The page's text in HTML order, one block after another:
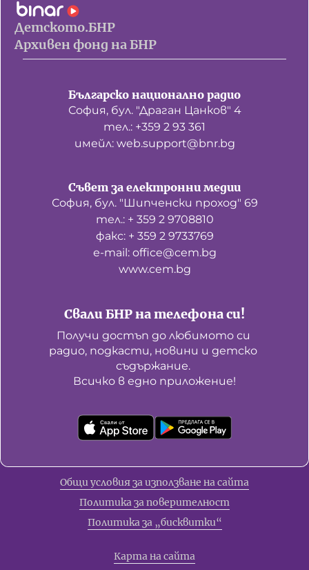
Детското.БНР
Архивен фонд на БНР
Българско национално радио
София, бул. "Драган Цанков" 4
тел.: +359 2 93 361
имейл: web.support@bnr.bg
Свали БНР на телефона си!
Получи достъп до любимото си
радио, подкасти, новини и детско
съдържание.
Всичко в едно приложение!
Съвет за електронни медии
София, бул. "Шипченски проход" 69
тел.: + 359 2 9708810
факс: + 359 2 9733769
е-mail: office@cem.bg
www.cem.bg
Общи условия за използване на сайта
Политика за поверителност
Политика за „бисквитки“
Карта на сайта